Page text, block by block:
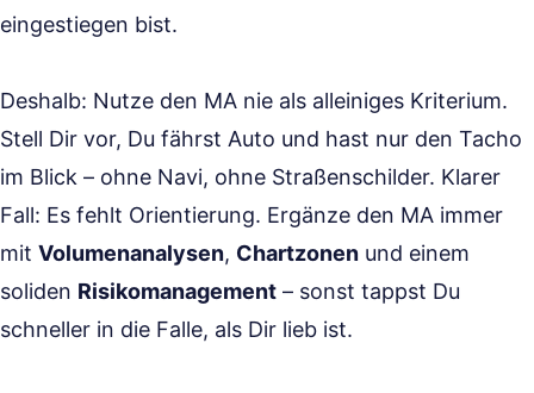
eingestiegen bist.
Deshalb: Nutze den MA nie als alleiniges Kriterium.
Stell Dir vor, Du fährst Auto und hast nur den Tacho
im Blick – ohne Navi, ohne Straßenschilder. Klarer
Fall: Es fehlt Orientierung. Ergänze den MA immer
mit Volumenanalysen, Chartzonen und einem
soliden Risikomanagement – sonst tappst Du
schneller in die Falle, als Dir lieb ist.